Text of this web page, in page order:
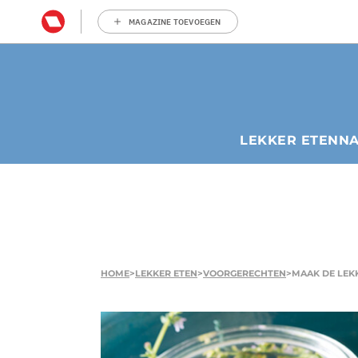
MAGAZINE TOEVOEGEN
LEKKER ETEN
HOME>LEKKER ETEN>VOORGERECHTEN>MAAK DE